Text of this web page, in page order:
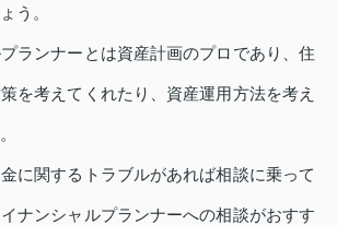
う。
ランナーとは資産計画のプロであり、住
を考えてくれたり、資産運用方法を考え
に関するトラブルがあれば相談に乗って
ナンシャルプランナーへの相談がおすす